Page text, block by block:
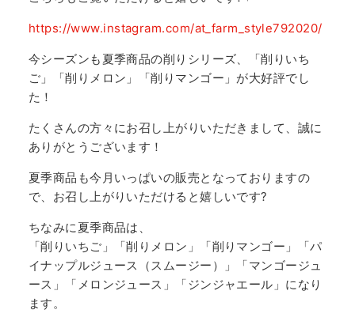
https://www.instagram.com/at_farm_style792020/
今シーズンも夏季商品の削りシリーズ、「削りいち
ご」「削りメロン」「削りマンゴー」が大好評でし
た！
たくさんの方々にお召し上がりいただきまして、誠に
ありがとうございます！
夏季商品も今月いっぱいの販売となっておりますの
で、お召し上がりいただけると嬉しいです?
ちなみに夏季商品は、
「削りいちご」「削りメロン」「削りマンゴー」「パ
イナップルジュース（スムージー）」「マンゴージュ
ース」「メロンジュース」「ジンジャエール」になり
ます。